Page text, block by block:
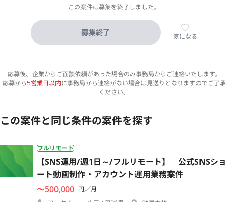
この案件は募集を終了しました。
募集終了 気になる
応募後、企業からご面談依頼があった場合のみ事務局からご連絡いたします。
応募から5営業日以内に事務局から連絡がない場合は見送りとなりますのでご了承
ください。
この案件と同じ条件の案件を探す
フルリモート
【SNS運用/週1日～/フルリモート】 公式SNSショ
ート動画制作・アカウント運用業務案件
〜500,000 円／月